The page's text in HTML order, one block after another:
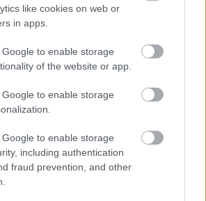
like cookies on web or
in apps.
to enable storage
of the website or app.
to enable storage
to enable storage
including authentication
fraud prevention, and other
a fuvola
05.